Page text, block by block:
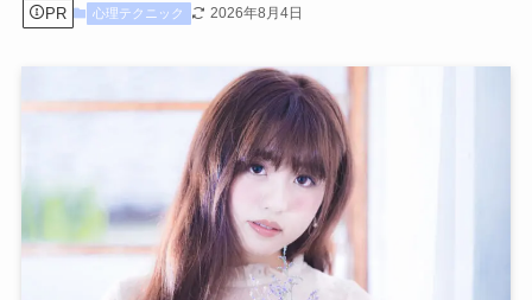
PR 心理テクニック 2026年8月4日